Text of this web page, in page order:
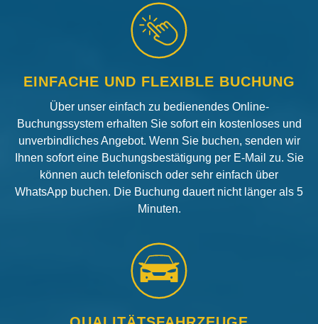
EINFACHE UND FLEXIBLE BUCHUNG
Über unser einfach zu bedienendes Online-
Buchungssystem erhalten Sie sofort ein kostenloses und
unverbindliches Angebot. Wenn Sie buchen, senden wir
Ihnen sofort eine Buchungsbestätigung per E-Mail zu. Sie
können auch telefonisch oder sehr einfach über
WhatsApp buchen. Die Buchung dauert nicht länger als 5
Minuten.